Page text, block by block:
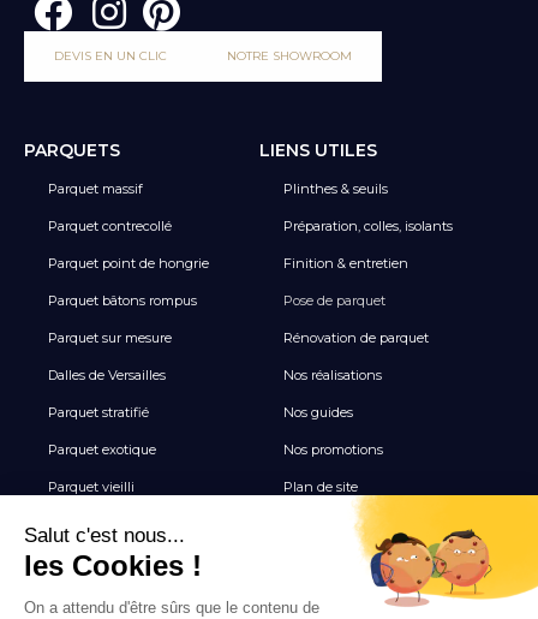
DEVIS EN UN CLIC NOTRE SHOWROOM
PARQUETS
Parquet massif
Parquet contrecollé
Parquet point de hongrie
Parquet bâtons rompus
Parquet sur mesure
Dalles de Versailles
Parquet stratifié
Parquet exotique
Parquet vieilli
Revêtement de sol vinyle
Terrasse
Tous les Carrelages
LIENS UTILES
Plinthes & seuils
Préparation, colles, isolants
Finition & entretien
Pose de parquet
Rénovation de parquet
Nos réalisations
Nos guides
Nos promotions
Plan de site